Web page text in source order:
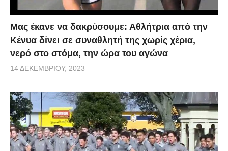
Μας έκανε να δακρύσουμε: Αθλήτρια από την
Κένυα δίνει σε συναθλητή της χωρίς χέρια,
νερό στο στόμα, την ώρα του αγώνα
14 ΔΕΚΕΜΒΡΊΟΥ, 2023